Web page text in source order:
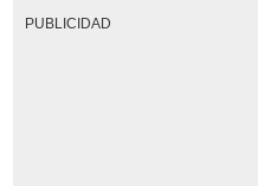
PUBLICIDAD